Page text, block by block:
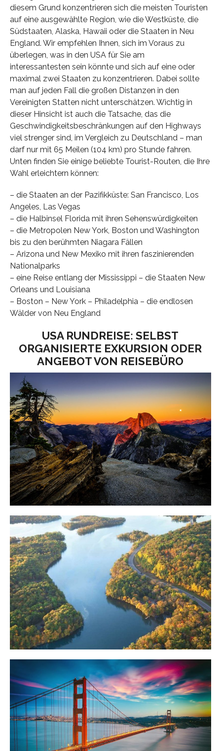
diesem Grund konzentrieren sich die meisten Touristen
auf eine ausgewählte Region, wie die Westküste, die
Südstaaten, Alaska, Hawaii oder die Staaten in Neu
England. Wir empfehlen Ihnen, sich im Voraus zu
überlegen, was in den USA für Sie am
interessantesten sein könnte und sich auf eine oder
maximal zwei Staaten zu konzentrieren. Dabei sollte
man auf jeden Fall die großen Distanzen in den
Vereinigten Statten nicht unterschätzen. Wichtig in
dieser Hinsicht ist auch die Tatsache, das die
Geschwindigkeitsbeschränkungen auf den Highways
viel strenger sind, im Vergleich zu Deutschland – man
darf nur mit 65 Meilen (104 km) pro Stunde fahren.
Unten finden Sie einige beliebte Tourist-Routen, die Ihre
Wahl erleichtern können:
– die Staaten an der Pazifikküste: San Francisco, Los
Angeles, Las Vegas
– die Halbinsel Florida mit ihren Sehenswürdigkeiten
– die Metropolen New York, Boston und Washington
bis zu den berühmten Niagara Fällen
– Arizona und New Mexiko mit ihren faszinierenden
Nationalparks
– eine Reise entlang der Mississippi – die Staaten New
Orleans und Louisiana
– Boston – New York – Philadelphia – die endlosen
Wälder von Neu England
USA RUNDREISE: SELBST
ORGANISIERTE EXKURSION ODER
ANGEBOT VON REISEBÜRO